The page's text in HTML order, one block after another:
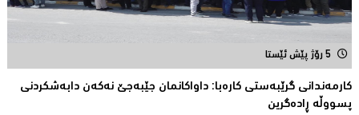
5 رۆژ پێش ئێستا
كارمەندانی گرێبەستی كارەبا: داواکانمان جێبەجێ نەکەن دابەشكردنی
پسووڵە ڕادەگرین